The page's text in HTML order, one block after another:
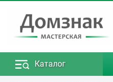
Каталог